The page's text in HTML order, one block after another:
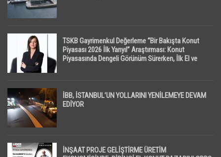
TSKB Gayrimenkul Değerleme “Bir Bakışta Konut
Piyasası 2026 İlk Yarıyıl” Araştırması: Konut
Piyasasında Dengeli Görünüm Sürerken, İlk El ve
İBB, İSTANBUL’UN YOLLARINI YENİLEMEYE DEVAM
EDİYOR
İNŞAAT PROJE GELİŞTİRME ÜRETİM